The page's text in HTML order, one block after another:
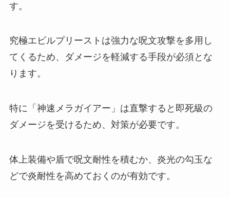
す。
究極エビルプリーストは強力な呪文攻撃を多用し
てくるため、ダメージを軽減する手段が必須とな
ります。
特に「神速メラガイアー」は直撃すると即死級の
ダメージを受けるため、対策が必要です。
体上装備や盾で呪文耐性を積むか、炎光の勾玉な
どで炎耐性を高めておくのが有効です。